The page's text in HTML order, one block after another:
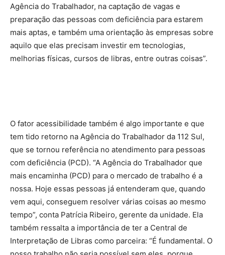
Agência do Trabalhador, na captação de vagas e
preparação das pessoas com deficiência para estarem
mais aptas, e também uma orientação às empresas sobre
aquilo que elas precisam investir em tecnologias,
melhorias físicas, cursos de libras, entre outras coisas”.
O fator acessibilidade também é algo importante e que
tem tido retorno na Agência do Trabalhador da 112 Sul,
que se tornou referência no atendimento para pessoas
com deficiência (PCD). “A Agência do Trabalhador que
mais encaminha (PCD) para o mercado de trabalho é a
nossa. Hoje essas pessoas já entenderam que, quando
vem aqui, conseguem resolver várias coisas ao mesmo
tempo”, conta Patrícia Ribeiro, gerente da unidade. Ela
também ressalta a importância de ter a Central de
Interpretação de Libras como parceira: “É fundamental. O